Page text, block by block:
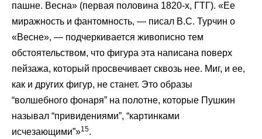
пашне. Весна» (первая половина 1820-х, ГТГ). «Ее
миражность и фантомность, — писал В.С. Турчин о
«Весне», — подчеркивается живописно тем
обстоятельством, что фигура эта написана поверх
пейзажа, который просвечивает сквозь нее. Миг, и ее,
как и других фигур, не станет. Это образы
“волшебного фонаря” на полотне, которые Пушкин
называл “привидениями”, “картинками
исчезающими”»15.